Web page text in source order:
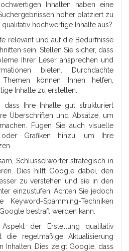
Inhalten haben eine
höher platziert zu
hochwertige Inhalte aus?
relevant und auf die Bedürfnisse
sein. Stellen Sie sicher, dass
Ihrer Leser ansprechen und
bieten. Durchdachte
können Ihnen helfen,
Inhalte zu erstellen.
Ihre Inhalte gut strukturiert
Überschriften und Absätze, um
Fügen Sie auch visuelle
Grafiken hinzu, um Ihre
Schlüsselwörter strategisch in
Dies hilft Google dabei, den
zu verstehen und sie in den
einzustufen. Achten Sie jedoch
Spamming-Techniken
bestraft werden kann.
der Erstellung qualitativ
die regelmäßige Aktualisierung
Inhalten. Dies zeigt Google, dass